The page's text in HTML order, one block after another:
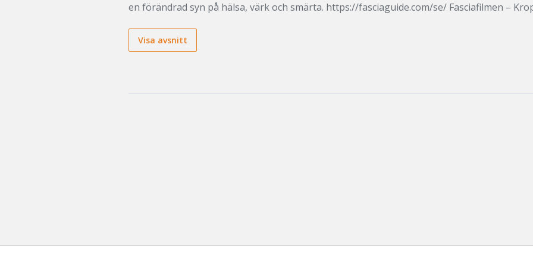
en förändrad syn på hälsa, värk och smärta. https://fasciaguide.com/se/ Fasciafilmen –
Visa avsnitt